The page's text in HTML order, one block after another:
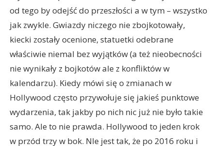
od tego by odejść do przeszłości a w tym – wszystko
jak zwykle. Gwiazdy niczego nie zbojkotowały,
kiecki zostały ocenione, statuetki odebrane
właściwie niemal bez wyjątków (a też nieobecności
nie wynikały z bojkotów ale z konfliktów w
kalendarzu). Kiedy mówi się o zmianach w
Hollywood często przywołuje się jakieś punktowe
wydarzenia, tak jakby po nich nic już nie było takie
samo. Ale to nie prawda. Hollywood to jeden krok
w przód trzy w bok. NIe jest tak, że po 2016 roku i